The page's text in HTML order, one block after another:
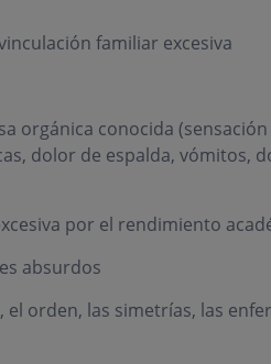
familiar excesiva
orgánica conocida
dolor de espalda, vómitos,
por el rendimiento
absurdos
orden, las simetrías, las